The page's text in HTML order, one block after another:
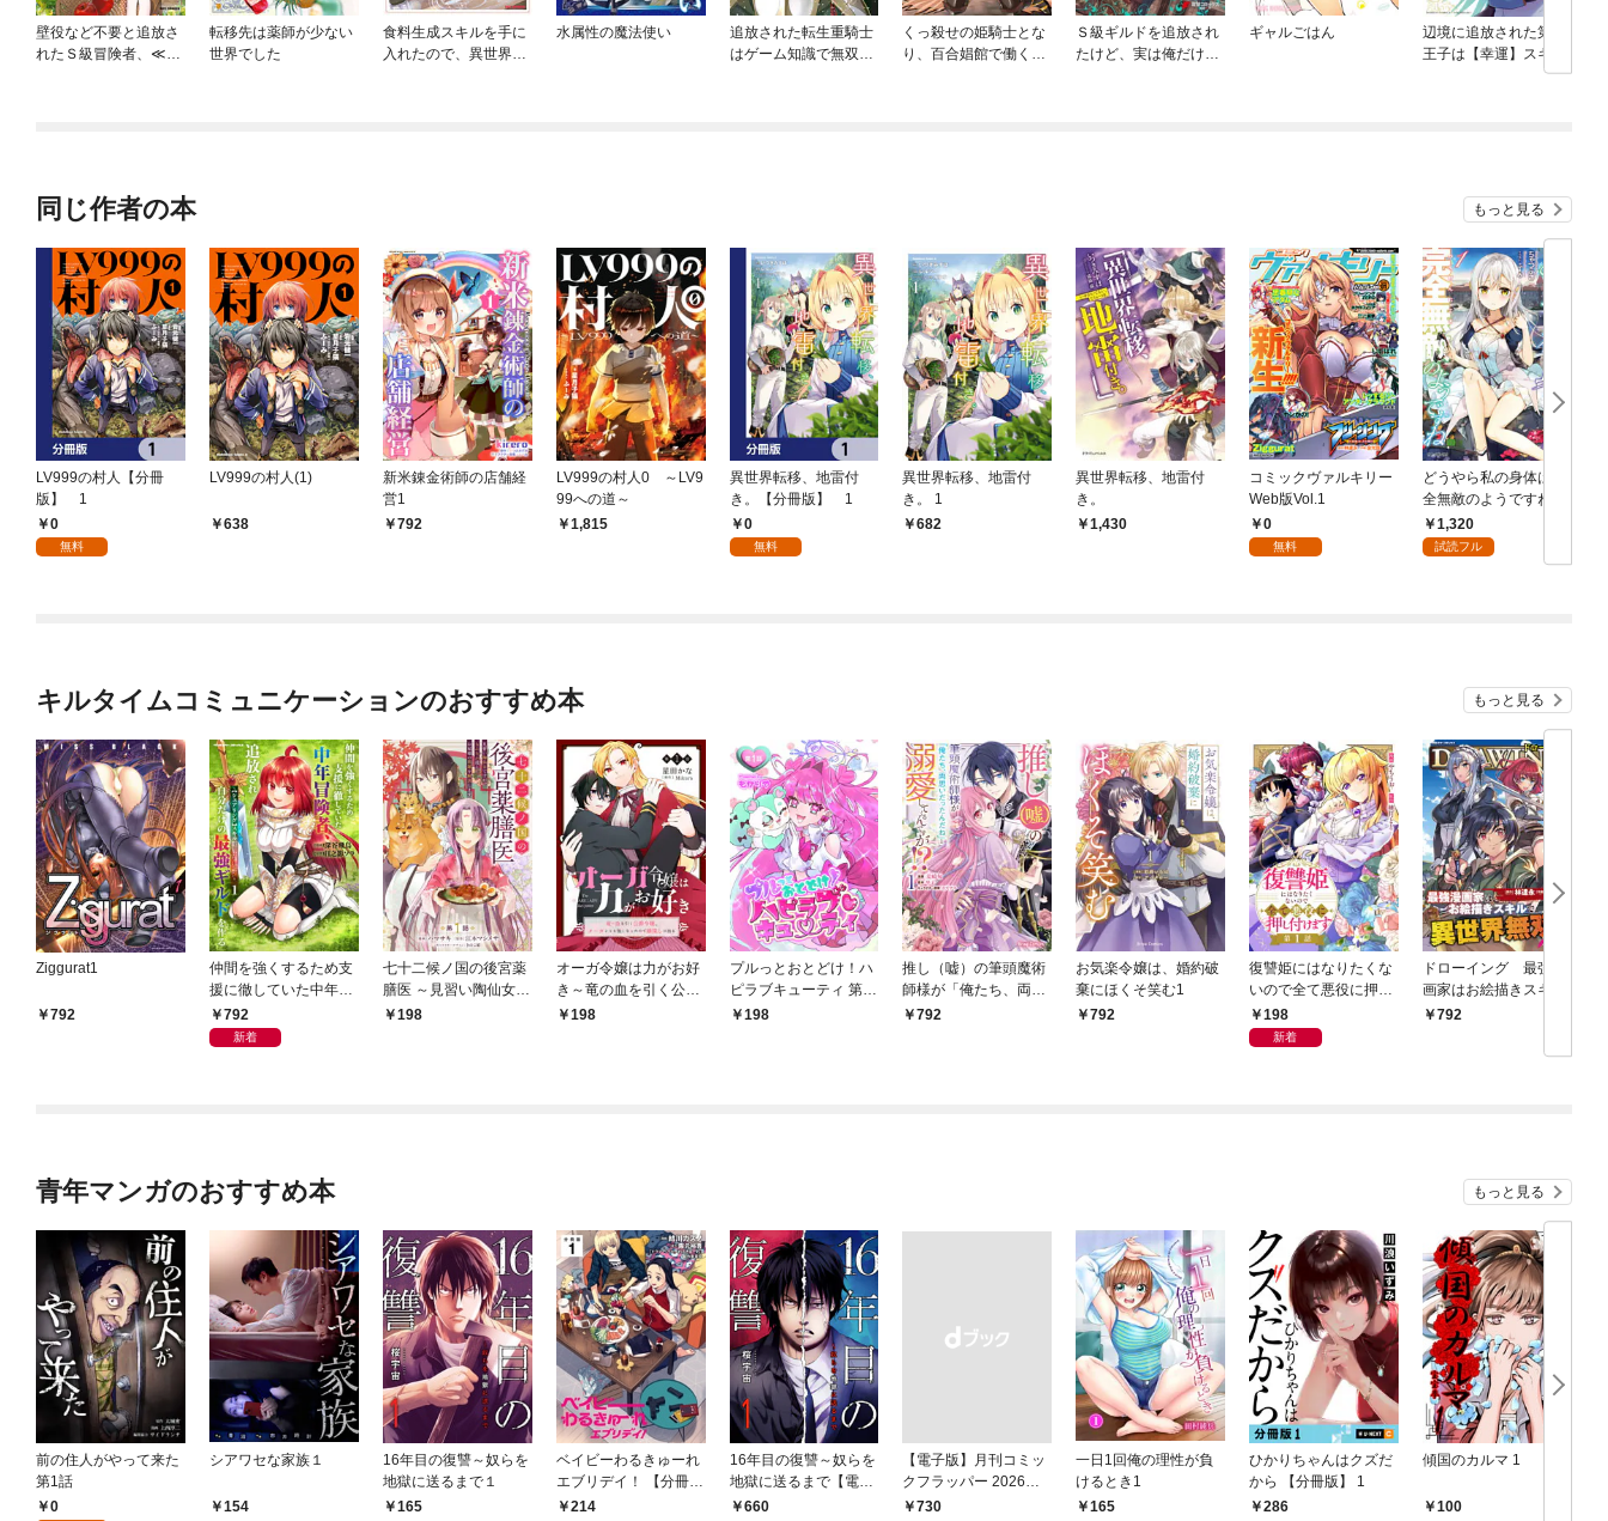
壁役など不要と追放さ
れたＳ級冒険者、≪奴
転移先は薬師が少ない
世界でした
食料生成スキルを手に
入れたので、異世界で
水属性の魔法使い
追放された転生重騎士
はゲーム知識で無双す
くっ殺せの姫騎士とな
り、百合娼館で働くこ
Ｓ級ギルドを追放され
たけど、実は俺だけド
ギャルごはん
辺境に追放された第5
王子は【幸運】スキル
でさくさく生き延びま
同じ作者の本 もっと見る
LV999の村人【分冊
版】 1
0
無料
LV999の村人(1)
638
新米錬金術師の店舗経
営1
792
LV999の村人0 ～LV9
99への道～
1,815
異世界転移、地雷付
き。【分冊版】 1
0
無料
異世界転移、地雷付
き。 1
682
異世界転移、地雷付
き。
1,430
コミックヴァルキリー
Web版Vol.1
0
無料
どうやら私の身体は完
全無敵のようですね １
1,320
試読フル
キルタイムコミュニケーションのおすすめ本 もっと見る
Ziggurat1
792
仲間を強くするため支
援に徹していた中年冒
険者、追放され自分だ
けの最強ギルドを作
792
新着
七十二候ノ国の後宮薬
膳医 ～見習い陶仙女で
すが、もふもふ達とお
198
オーガ令嬢は力がお好
き～竜の血を引く公爵
令嬢、オーガよりも強
198
プルっとおとどけ！ハ
ピラブキューティ 第1
話198
推し（嘘）の筆頭魔術
師様が「俺たち、両思
いだったんだね」と溺
792
お気楽令嬢は、婚約破
棄にほくそ笑む1
792
復讐姫にはなりたくな
いので全て悪役に押し
付けます 第1話
198
新着
ドローイング 最強漫
画家はお絵描きスキル
で異世界無双する！1
792
青年マンガのおすすめ本 もっと見る
前の住人がやって来た
第1話
0
シアワセな家族１
154
16年目の復讐～奴らを
地獄に送るまで１
165
ベイビーわるきゅーれ
エブリデイ！ 【分冊
版】 1
214
16年目の復讐～奴らを
地獄に送るまで【電子
単行本版】１
660
【電子版】月刊コミッ
クフラッパー 2026年9
月号
￥730
一日1回俺の理性が負
けるとき1
165
ひかりちゃんはクズだ
から 【分冊版】 1
286
傾国のカルマ 1
100